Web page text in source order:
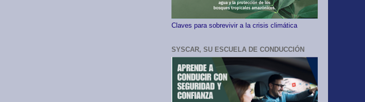
Claves para sobrevivir a la crisis climática
SYSCAR, SU ESCUELA DE CONDUCCIÓN